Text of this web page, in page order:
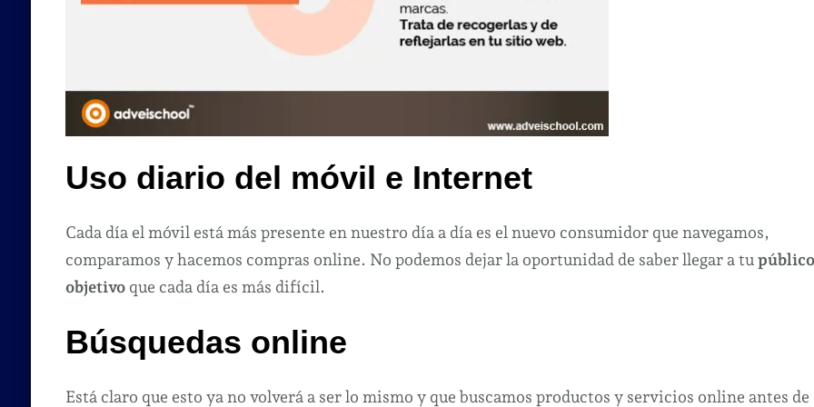
Uso diario del móvil e Internet
Cada día el móvil está más presente en nuestro día a día es el nuevo consumidor que navegamos,
comparamos y hacemos compras online. No podemos dejar la oportunidad de saber llegar a tupúblico
objetivoque cada día es más difícil.
Búsquedas online
Está claro que esto ya no volverá a ser lo mismo y que buscamos productos y servicios online antes de